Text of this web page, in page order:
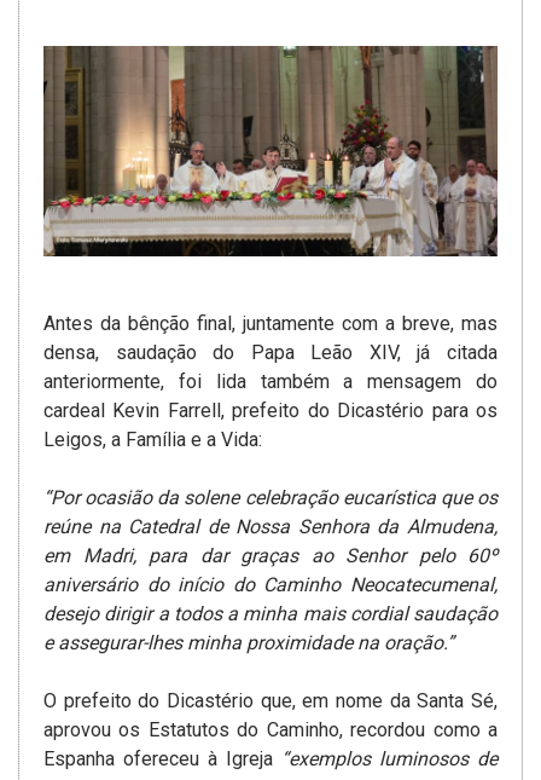
Antes da bênção final, juntamente com a breve, mas
densa, saudação do Papa Leão XIV, já citada
anteriormente, foi lida também a mensagem do
cardeal Kevin Farrell, prefeito do Dicastério para os
Leigos, a Família e a Vida:
“Por ocasião da solene celebração eucarística que os
reúne na Catedral de Nossa Senhora da Almudena,
em Madri, para dar graças ao Senhor pelo 60º
aniversário do início do Caminho Neocatecumenal,
desejo dirigir a todos a minha mais cordial saudação
e assegurar-lhes minha proximidade na oração.”
O prefeito do Dicastério que, em nome da Santa Sé,
aprovou os Estatutos do Caminho, recordou como a
Espanha ofereceu à Igreja “exemplos luminosos de